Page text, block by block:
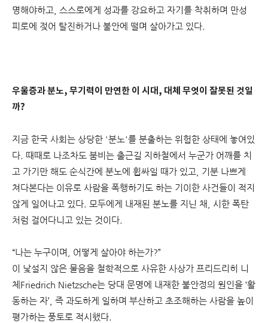
명해야하고, 스스로에게 성과를 강요하고 자기를 착취하며 만성
피로에 젖어 탈진하거나 불안에 떨며 살아가고 있다.
우울증과 분노, 무기력이 만연한 이 시대, 대체 무엇이 잘못된 것일
까?
지금 한국 사회는 상당한 '분노'를 분출하는 위험한 상태에 놓여있
다. 때때로 나조차도 붐비는 출근길 지하철에서 누군가 어깨를 치
고 가기만 해도 순식간에 분노에 휩싸일 때가 있고, 기분 나쁘게
쳐다본다는 이유로 사람을 폭행하기도 하는 기이한 사건들이 적지
않게 일어나고 있다. 모두에게 내재된 분노를 지닌 채, 시한 폭탄
처럼 걸어다니고 있는 것이다.
“나는 누구이며, 어떻게 살아야 하는가?”
이 낯설지 않은 물음을 철학적으로 사유한 사상가 프리드리히 니
체Friedrich Nietzsche는 당대 문명에 내재한 불안정의 원인을 ‘활
동하는 자’, 즉 과도하게 일하며 부산하고 초조해하는 사람을 높이
평가하는 풍토로 적시했다.